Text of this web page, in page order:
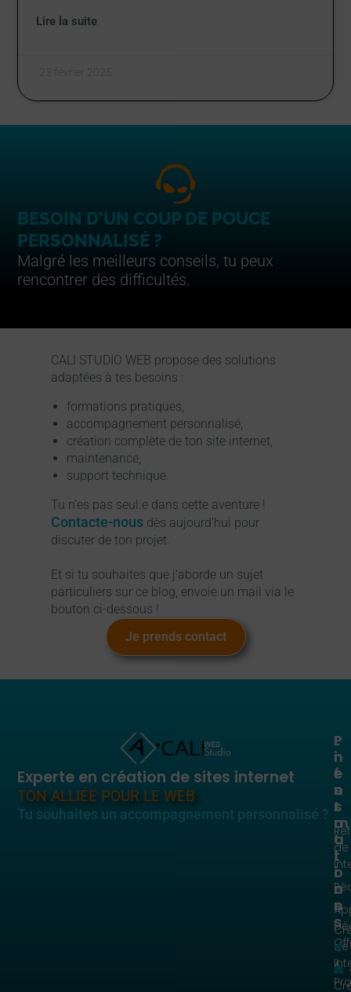
Lire la suite
BESOIN D'UN COUP DE POUCE
PERSONNALISÉ ?
Malgré les meilleurs conseils, tu peux
rencontrer des difficultés.
CALI STUDIO WEB propose des solutions
adaptées à tes besoins :
formations pratiques,
accompagnement personnalisé,
création complète de ton site internet,
maintenance,
support technique.
Tu n’es pas seul.e dans cette aventure !
Contacte-nousdès aujourd’hui pour
discuter de ton projet.
Et si tu souhaites que j’aborde un sujet
particuliers sur ce blog, envoie un mail via le
bouton ci-dessous !
Je prends contact
Experte en création de sites internet
TON ALLIÉE POUR LE WEB
Tu souhaites un accompagnement personnalisé ?
P
r
e
s
t
a
t
i
o
n
s
de
L
i
e
n
s
de
À
I
n
f
o
r
m
a
t
i
o
n
s